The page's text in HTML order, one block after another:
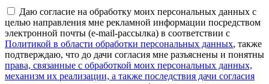
Даю согласие на обработку моих персональных данных с
целью направления мне рекламной информации посредством
электронной почты (e-mail-рассылка) в соответствии с
Политикой в области обработки персональных данных, также
подтверждаю, что до дачи согласия мне разъяснены и понятны
права, связанные с обработкой моих персональных данных,
механизм их реализации, а также последствия дачи согласия